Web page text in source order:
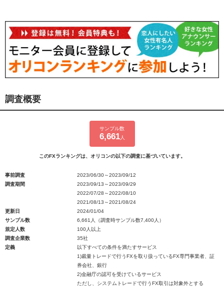
調査概要
サンプル数
6,661人
このFXランキングは、オリコンの以下の調査に基づいています。
事前調査
2023/06/30～2023/09/12
調査期間
2023/09/13～2023/09/29
2022/07/28～2022/08/10
2021/08/13～2021/08/24
更新日
2024/01/04
サンプル数
6,661人（調査時サンプル数7,400人）
規定人数
100人以上
調査企業数
35社
定義
以下すべての条件を満たすサービス
1)裁量トレードで行うFXを取り扱っているFX専門事業者、証
券会社、銀行
2)金融庁の認可を受けているサービス
ただし、システムトレードで行うFX取引は対象外とする